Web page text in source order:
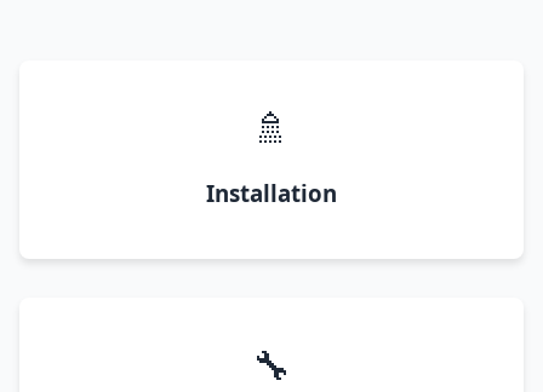
🚿
Installation
🔧